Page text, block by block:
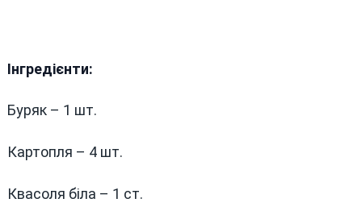
Інгредієнти:
Буряк – 1 шт.
Картопля – 4 шт.
Квасоля біла – 1 ст.